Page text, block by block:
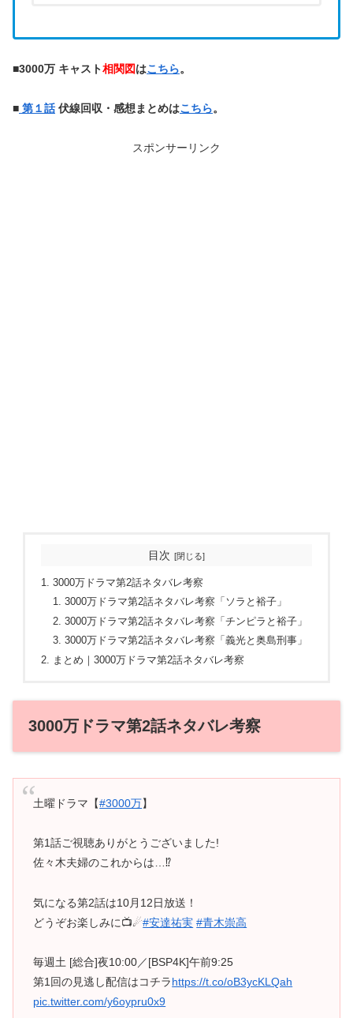
■3000万 キャスト相関図はこちら。
■ 第１話 伏線回収・感想まとめはこちら。
スポンサーリンク
目次
3000万ドラマ第2話ネタバレ考察
3000万ドラマ第2話ネタバレ考察「ソラと裕子」
3000万ドラマ第2話ネタバレ考察「チンピラと裕子」
3000万ドラマ第2話ネタバレ考察「義光と奥島刑事」
まとめ｜3000万ドラマ第2話ネタバレ考察
3000万ドラマ第2話ネタバレ考察
土曜ドラマ【#3000万】
第1話ご視聴ありがとうございました!
佐々木夫婦のこれからは…⁉
気になる第2話は10月12日放送！
どうぞお楽しみに📺☄#安達祐実 #青木崇高
毎週土 [総合]夜10:00／[BSP4K]午前9:25
第1回の見逃し配信はコチラhttps://t.co/oB3ycKLQah
pic.twitter.com/y6oypru0x9